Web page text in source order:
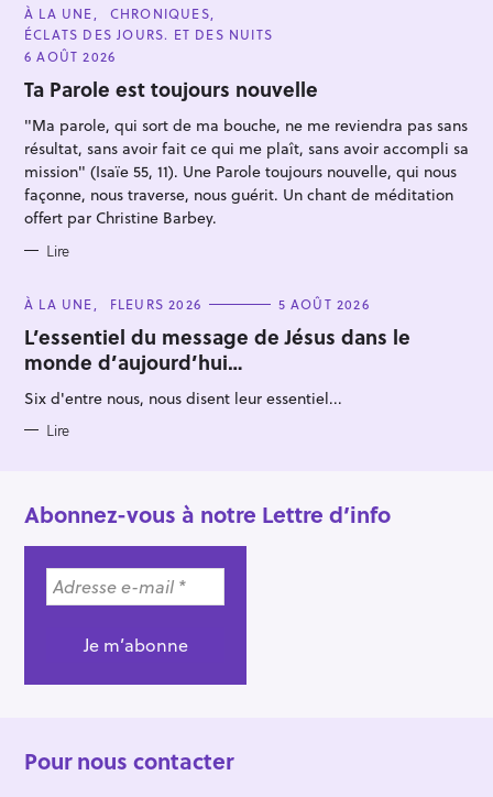
C
A
T
E
O
R
E
À LA UNE
CHRONIQUES
ÉCLATS DES JOURS. ET DES NUITS
6 AOÛT 2026
Ta Parole est toujours nouvelle
"Ma parole, qui sort de ma bouche, ne me reviendra pas sans
résultat, sans avoir fait ce qui me plaît, sans avoir accompli sa
mission" (Isaïe 55, 11). Une Parole toujours nouvelle, qui nous
façonne, nous traverse, nous guérit. Un chant de méditation
offert par Christine Barbey.
Lire
C
T
E
G
O
I
S
À LA UNE FLEURS 2026 5 AOÛT 2026
L’essentiel du message de Jésus dans le
monde d’aujourd’hui…
Six d'entre nous, nous disent leur essentiel...
Lire
Abonnez-vous à notre Lettre d’info
Pour nous contacter